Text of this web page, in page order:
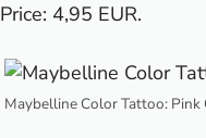
Price: 4,95 EUR.
Maybelline Color Tattoo: